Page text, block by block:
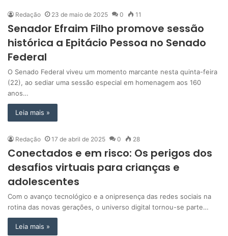
Redação 23 de maio de 2025 0 11
Senador Efraim Filho promove sessão
histórica a Epitácio Pessoa no Senado
Federal
O Senado Federal viveu um momento marcante nesta quinta-feira
(22), ao sediar uma sessão especial em homenagem aos 160
anos…
Leia mais »
Redação 17 de abril de 2025 0 28
Conectados e em risco: Os perigos dos
desafios virtuais para crianças e
adolescentes
Com o avanço tecnológico e a onipresença das redes sociais na
rotina das novas gerações, o universo digital tornou-se parte…
Leia mais »